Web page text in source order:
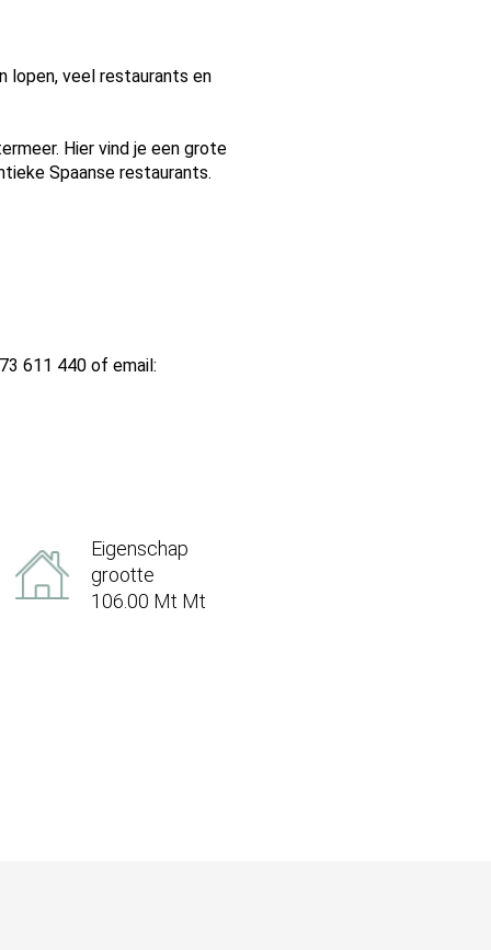
lopen, veel restaurants en
Hier vind je een grote
Spaanse restaurants.
611 440 of email:
Eigenschap
grootte
106.00 Mt Mt